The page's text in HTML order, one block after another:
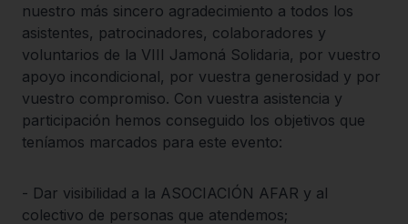
nuestro más sincero agradecimiento a todos los
asistentes, patrocinadores, colaboradores y
voluntarios de la VIII Jamoná Solidaria, por vuestro
apoyo incondicional, por vuestra generosidad y por
vuestro compromiso. Con vuestra asistencia y
participación hemos conseguido los objetivos que
teníamos marcados para este evento:
- Dar visibilidad a la ASOCIACIÓN AFAR y al
colectivo de personas que atendemos;